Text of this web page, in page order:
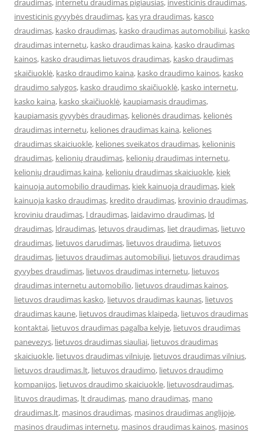
draudimas, internetu draudimas pigiausias, investicinis draudimas,
investicinis gyvybės draudimas, kas yra draudimas, kasco
draudimas, kasko draudimas, kasko draudimas automobiliui, kasko
draudimas internetu, kasko draudimas kaina, kasko draudimas
kainos, kasko draudimas lietuvos draudimas, kasko draudimas
skaičiuoklė, kasko draudimo kaina, kasko draudimo kainos, kasko
draudimo salygos, kasko draudimo skaičiuoklė, kasko internetu,
kasko kaina, kasko skaičiuoklė, kaupiamasis draudimas,
kaupiamasis gyvybės draudimas, kelionės draudimas, kelionės
draudimas internetu, keliones draudimas kaina, keliones
draudimas skaiciuokle, keliones sveikatos draudimas, kelioninis
draudimas, kelionių draudimas, kelionių draudimas internetu,
kelionių draudimas kaina, kelioniu draudimas skaiciuokle, kiek
kainuoja automobilio draudimas, kiek kainuoja draudimas, kiek
kainuoja kasko draudimas, kredito draudimas, krovinio draudimas,
kroviniu draudimas, l draudimas, laidavimo draudimas, ld
draudimas, ldraudimas, letuvos draudimas, liet draudimas, lietuvo
draudimas, lietuvos darudimas, lietuvos draudima, lietuvos
draudimas, lietuvos draudimas automobiliui, lietuvos draudimas
gyvybes draudimas, lietuvos draudimas internetu, lietuvos
draudimas internetu automobilio, lietuvos draudimas kainos,
lietuvos draudimas kasko, lietuvos draudimas kaunas, lietuvos
draudimas kaune, lietuvos draudimas klaipeda, lietuvos draudimas
kontaktai, lietuvos draudimas pagalba kelyje, lietuvos draudimas
panevezys, lietuvos draudimas siauliai, lietuvos draudimas
skaiciuokle, lietuvos draudimas vilniuje, lietuvos draudimas vilnius,
lietuvos draudimas.lt, lietuvos draudimo, lietuvos draudimo
kompanijos, lietuvos draudimo skaiciuokle, lietuvosdraudimas,
lituvos draudimas, lt draudimas, mano draudimas, mano
draudimas.lt, masinos draudimas, masinos draudimas anglijoje,
masinos draudimas internetu, masinos draudimas kainos, masinos